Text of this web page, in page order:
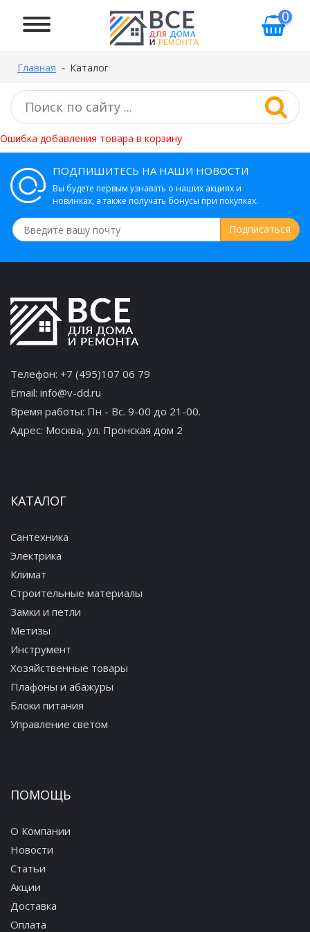
0
Главная Каталог
Ошибка добавления товара в корзину
ПОДПИШИТЕСЬ НА НАШИ НОВОСТИ
Вы будете первым узнавать о наших акциях и
новинках, а также получать бонусы при покупках.
Телефон: +7 (495)107 06 79
Email: info@v-dd.ru
Время работы: Пн - Вс. 9-00 до 21-00.
Адрес: Москва, ул. Пронская дом 2
КАТАЛОГ
Сантехника
Электрика
Климат
Строительные материалы
Замки и петли
Метизы
Инструмент
Хозяйственные товары
Плафоны и абажуры
Блоки питания
Управление светом
ПОМОЩЬ
О Компании
Новости
Статьи
Акции
Доставка
Оплата